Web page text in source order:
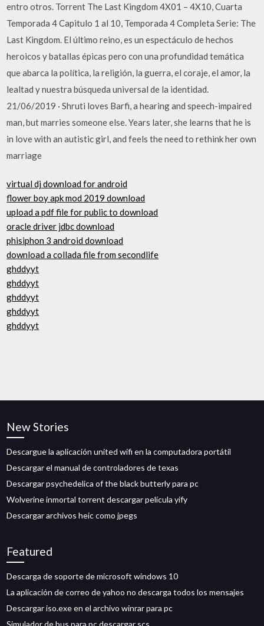
entro otros. Torrent The Last Kingdom 4X01 – 4X10, Cuarta
Temporada 4 Capitulo 1 al 10, Temporada 4 Completa Serie: The
Last Kingdom. El último reino, es un espectáculo de hechos
heroicos y batallas épicas pero con una profundidad temática
que abarca la política, la religión, la guerra, el coraje, el amor, la
lealtad y nuestra búsqueda universal de la identidad.
21/06/2019 · Shruti loves Barfi, a hearing and speech-impaired
man, but marries someone else. Years later, she learns that he is
in love with an autistic girl, and feels the need to rethink her own
marriage
virtual dj download for android
flower boy apk mod 2019 download
upload a pdf file for public to download
oracle driver jdbc download
phisiphon 3 android download
download a collada file from secondlife
ghddyyt
ghddyyt
ghddyyt
ghddyyt
ghddyyt
New Stories
Descargue la aplicación united wifi en la computadora portátil
Descargar el manual de controladores de texas
Descargar psychedelica of the black butterly para pc
Wolverine inmortal torrent descargar película yify
Descargar archivos heic como jpegs
Featured
Descarga de soporte de microsoft windows 10
La aplicación de correo de yahoo no descarga todos los mensajes
Descargar iso.exe en el archivo winrar para pc
Simulador de bus para pc descargar scs